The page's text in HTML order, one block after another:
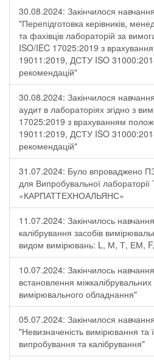
30.08.2024: Закінчилося
"Перепідготовка керівників,
та фахівців лабораторій за
ISO/IEC 17025:2019 з
19011:2019, ДСТУ ISO
рекомендацій"
30.08.2024: Закінчилося
аудит в лабораторіях згідно з
17025:2019 з врахуванням
19011:2019, ДСТУ ISO
рекомендацій"
31.07.2024: Було впроваджено
для Випробувальної
«КАРПАТТЕХНОАЛЬЯНС»
11.07.2024: Закінчилось
калібрування засобів
видом вимірювань: L, М, Т, ЕМ,
10.07.2024: Закінчилось
встановлення міжкалібрувальних
вимірювального обладнання"
05.07.2024: Закінчилося
"Невизначеність вимірювання та
випробування та калібрування"